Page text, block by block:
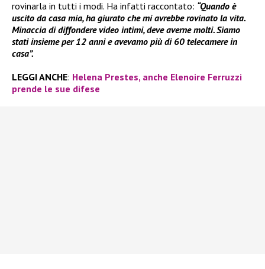
rovinarla in tutti i modi. Ha infatti raccontato: “Quando è
uscito da casa mia, ha giurato che mi avrebbe rovinato la vita.
Minaccia di diffondere video intimi, deve averne molti. Siamo
stati insieme per 12 anni e avevamo più di 60 telecamere in
casa”.
LEGGI ANCHE: Helena Prestes, anche Elenoire Ferruzzi
prende le sue difese